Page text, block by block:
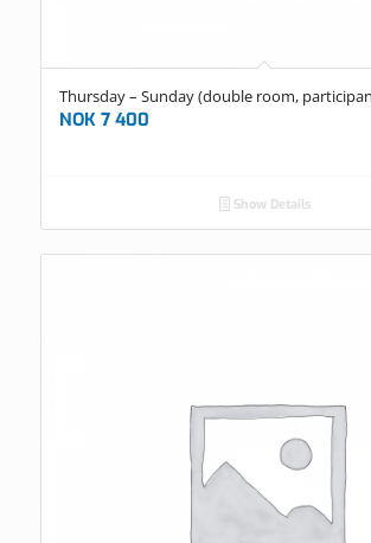
Thursday – Sunday (double room,
NOK7 400
Show Details